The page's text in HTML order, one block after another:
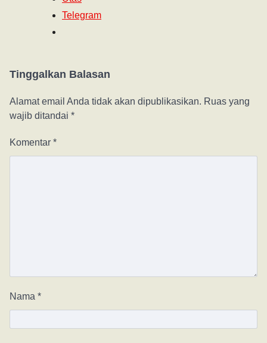
Telegram
Tinggalkan Balasan
Alamat email Anda tidak akan dipublikasikan. Ruas yang
wajib ditandai *
Komentar *
Nama *